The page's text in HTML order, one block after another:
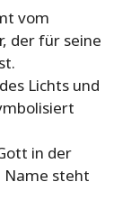
vom
der für seine
Lichts und
in der
Name steht